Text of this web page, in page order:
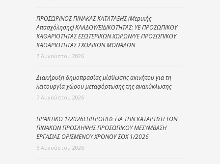
ΠΡΟΣΩΡΙΝΟΣ ΠΙΝΑΚΑΣ ΚΑΤΑΤΑΞΗΣ (Μερικής
Απασχόλησης) ΚΛΑΔΟΥ/ΕΙΔΙΚΟΤΗΤΑΣ: ΥΕ ΠΡΟΣΩΠΙΚΟΥ
ΚΑΘΑΡΙΟΤΗΤΑΣ ΕΣΩΤΕΡΙΚΩΝ ΧΩΡΩΝ/ΥΕ ΠΡΟΣΩΠΙΚΟΥ
ΚΑΘΑΡΙΟΤΗΤΑΣ ΣΧΟΛΙΚΩΝ ΜΟΝΑΔΩΝ
7 Αυγούστου 2026
Διακήρυξη δημοπρασίας μίσθωσης ακινήτου για τη
λειτουργία χώρου μεταφόρτωσης της ανακύκλωσης
7 Αυγούστου 2026
ΠΡΑΚΤΙΚΟ 1/2026ΕΠΙΤΡΟΠΗΣ ΓΙΑ ΤΗΝ ΚΑΤΑΡΤΙΣΗ ΤΩΝ
ΠΙΝΑΚΩΝ ΠΡΟΣΛΗΨΗΣ ΠΡΟΣΩΠΙΚΟΥ ΜΕΣΥΜΒΑΣΗ
ΕΡΓΑΣΙΑΣ ΟΡΙΣΜΕΝΟΥ ΧΡΟΝΟΥ ΣΟΧ 1/2026
6 Αυγούστου 2026